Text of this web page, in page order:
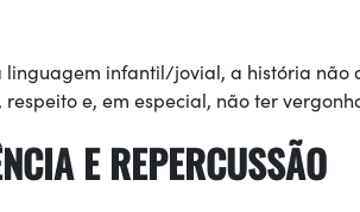
linguagem infantil/jovial, a história não
e, em especial, não ter
E REPERCUSSÃO